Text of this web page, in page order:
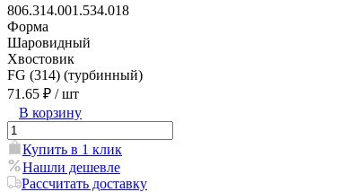
806.314.001.534.018
Форма
Шаровидный
Хвостовик
FG (314) (турбинный)
71.65 ₽ / шт
В корзину
Купить в 1 клик
Нашли дешевле
Рассчитать доставку